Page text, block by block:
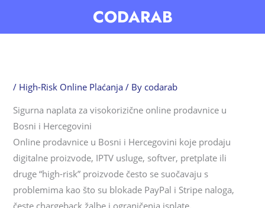
CODARAB
/ High-Risk Online Plaćanja / By codarab
Sigurna naplata za visokorizične online prodavnice u
Bosni i Hercegovini
Online prodavnice u Bosni i Hercegovini koje prodaju
digitalne proizvode, IPTV usluge, softver, pretplate ili
druge “high-risk” proizvode često se suočavaju s
problemima kao što su blokade PayPal i Stripe naloga,
česte chargeback žalbe i ograničenja isplate.